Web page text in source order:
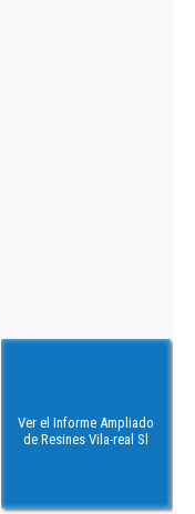
Ver el Informe Ampliado
de Resines Vila-real Sl